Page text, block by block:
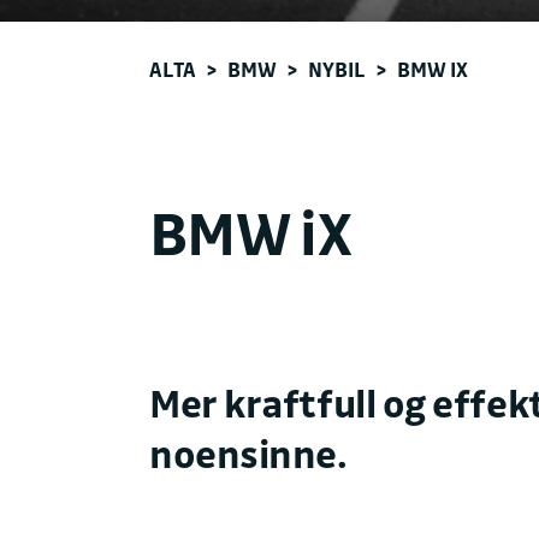
ALTA > BMW > NYBIL > BMW IX
BMW iX
Mer kraftfull og
noensinne.